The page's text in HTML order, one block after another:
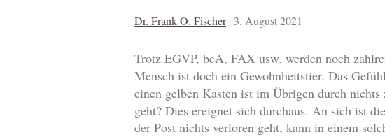
Dr. Frank O. Fischer | 3. August 2021
Trotz EGVP, beA, FAX usw. werden noch
Mensch ist doch ein Gewohnheitstier. Das
einen gelben Kasten ist im Übrigen durch nichts
geht? Dies ereignet sich durchaus. An sich ist
der Post nichts verloren geht, kann in einem